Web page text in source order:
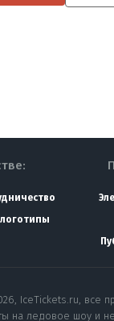
IceTickets.ru, все
на ледовое шоу и